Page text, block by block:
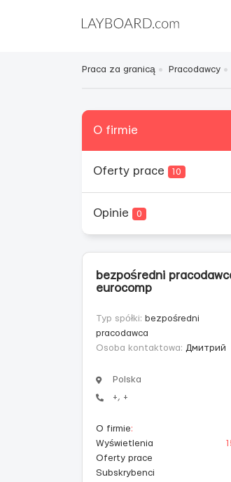
Praca za granicą Pracodawcy
O firmie
Oferty prace 10
Opinie 0
bezpośredni
eurocomp
Typ spółki: bezpośredni
pracodawca
Osoba kontaktowa: Дмитрий
Polska
+, +
O firmie:
Wyświetlenia
Oferty prace
Subskrybenci